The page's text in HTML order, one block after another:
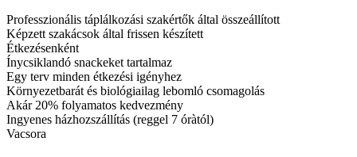
Professzionális táplálkozási szakértők által összeállított
Képzett szakácsok által frissen készített
Étkezésenként
Ínycsiklandó snackeket tartalmaz
Egy terv minden étkezési igényhez
Környezetbarát és biológiailag lebomló csomagolás
Akár 20% folyamatos kedvezmény
Ingyenes házhozszállítás (reggel 7 óràtól)
Vacsora